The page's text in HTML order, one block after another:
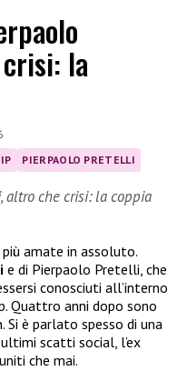
la
PIERPAOLO PRETELLI
altro che crisi: la coppia
amate in assoluto.
e di Pierpaolo Pretelli, che
conosciuti all’interno
Quattro anni dopo sono
è parlato spesso di una
scatti social, l’ex
che mai.